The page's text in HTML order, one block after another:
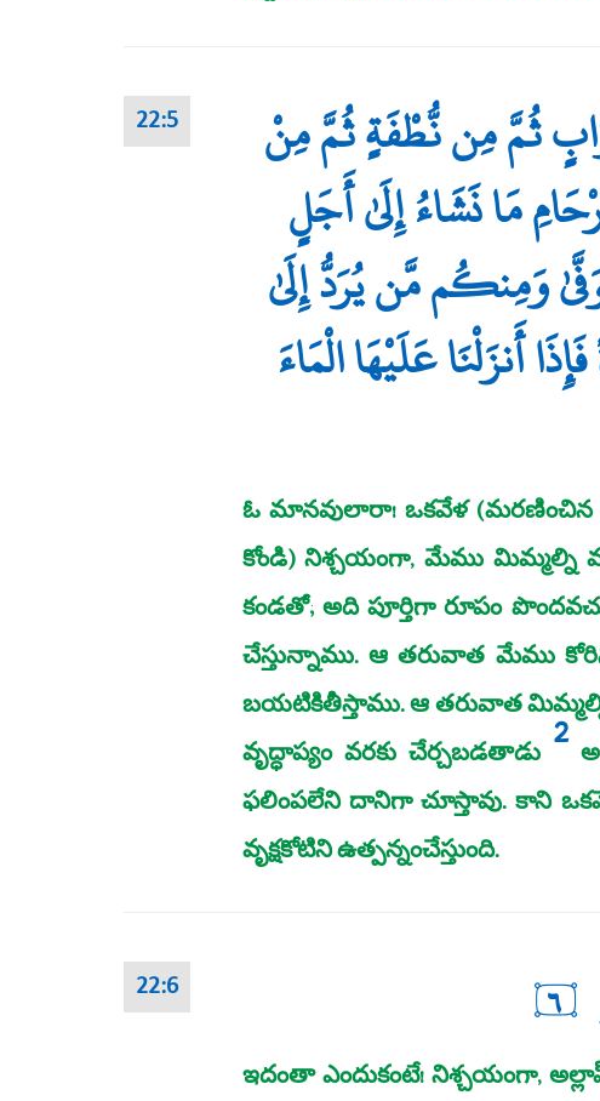
22:5
ثُمَّ مِن نُّطْفَةٍ ثُمَّ مِنْ
مَا نَشَاءُ إِلَىٰ أَجَلٍ
وَمِنكُم مَّن يُرَدُّ إِلَىٰ
أَنزَلْنَا عَلَيْهَا الْمَاءَ
ఓ మానవులారా! ఒకవేళ (మరణించిన
కోండి) నిశ్చయంగా, మేము మిమ్మల్ని
కండతో; అది పూర్తిగా రూపం
చేస్తున్నాము. ఆ తరువాత మేము
బయటికితీస్తాము. ఆ తరువాత
వృద్ధాప్యం వరకు చేర్చబడతాడు 2
ఫలింపలేని దానిగా చూస్తావు. కాని
వృక్షకోటిని ఉత్పన్నంచేస్తుంది.
22:6 ٦
ఇదంతా ఎందుకంటే! నిశ్చయంగా,